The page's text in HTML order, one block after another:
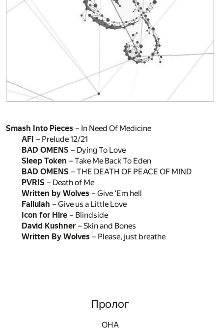
Smash Into Pieces – In Need Of Medicine
AFI – Prelude 12/21
BAD OMENS – Dying To Love
Sleep Token – Take Me Back To Eden
BAD OMENS – THE DEATH OF PEACE OF MIND
PVRIS – Death of Me
Written by Wolves – Give ‘Em hell
Fallulah – Give us a Little Love
Icon for Hire – Blindside
David Kushner – Skin and Bones
Written By Wolves – Please, just breathe
Пролог
ОНА